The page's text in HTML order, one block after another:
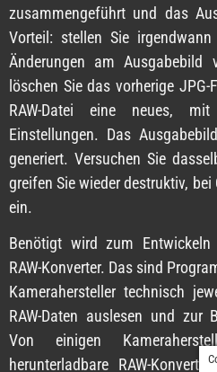
zusammengeführt und das
Vorteil: stellen Sie
Änderungen am Ausgabebild
löschen Sie das vorherige
RAW-Datei eine neues,
Einstellungen. Das
generiert. Versuchen Sie
greifen Sie wieder destruktiv,
ein.
Benötigt wird zum Entwickeln
RAW-Konverter. Das sind
Kamerahersteller technisch
RAW-Daten auslesen und zur
Von einigen
herunterladbare RAW-